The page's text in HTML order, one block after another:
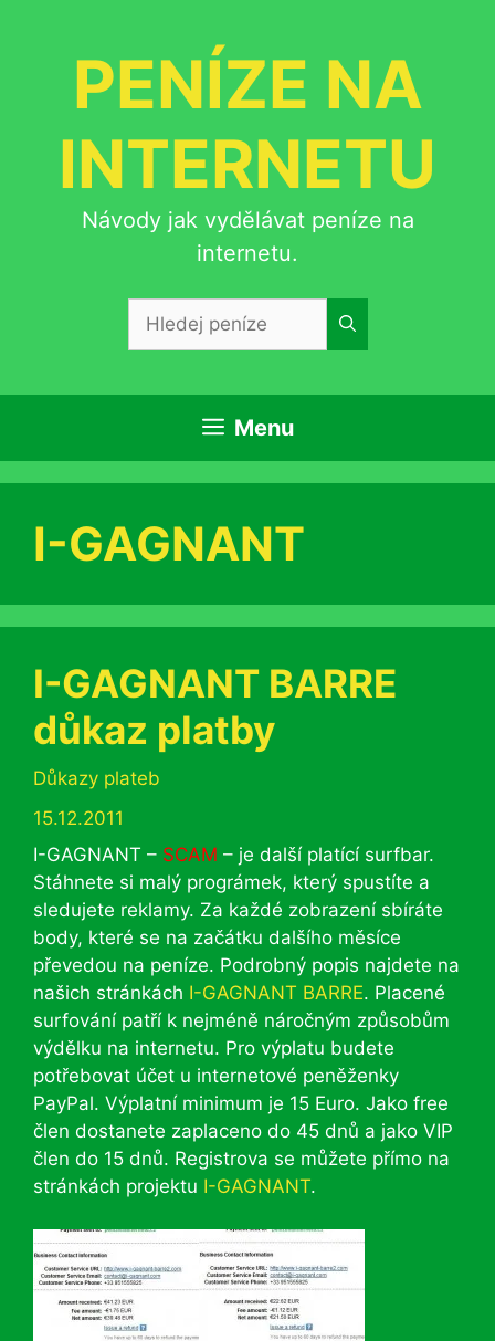
PENÍZE NA
INTERNETU
Návody jak vydělávat peníze na
internetu.
Menu
I-GAGNANT
I-GAGNANT BARRE
důkaz platby
Rubriky
Důkazy plateb
15.12.2011
I-GAGNANT – SCAM – je další platící surfbar.
Stáhnete si malý prográmek, který spustíte a
sledujete reklamy. Za každé zobrazení sbíráte
body, které se na začátku dalšího měsíce
převedou na peníze. Podrobný popis najdete na
našich stránkách I-GAGNANT BARRE. Placené
surfování patří k nejméně náročným způsobům
výdělku na internetu. Pro výplatu budete
potřebovat účet u internetové peněženky
PayPal. Výplatní minimum je 15 Euro. Jako free
člen dostanete zaplaceno do 45 dnů a jako VIP
člen do 15 dnů. Registrova se můžete přímo na
stránkách projektu I-GAGNANT.